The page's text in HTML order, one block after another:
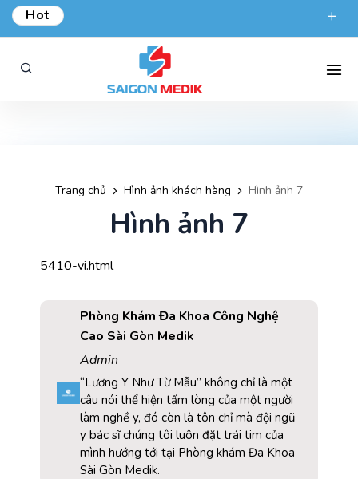
Hot
ƯU ĐÃI KHÁM TỔNG QUÁT TẠI SÀI GÒN MEDIK.
phongkham@saigonmedik.com 19005175
Trang chủ Hình ảnh khách hàng Hình ảnh 7
Hình ảnh 7
5410-vi.html
Phòng Khám Đa Khoa Công Nghệ
Cao Sài Gòn Medik
Admin
“Lương Y Như Từ Mẫu” không chỉ là một
câu nói thể hiện tấm lòng của một người
làm nghề y, đó còn là tôn chỉ mà đội ngũ
y bác sĩ chúng tôi luôn đặt trái tim của
mình hướng tới tại Phòng khám Đa Khoa
Sài Gòn Medik.